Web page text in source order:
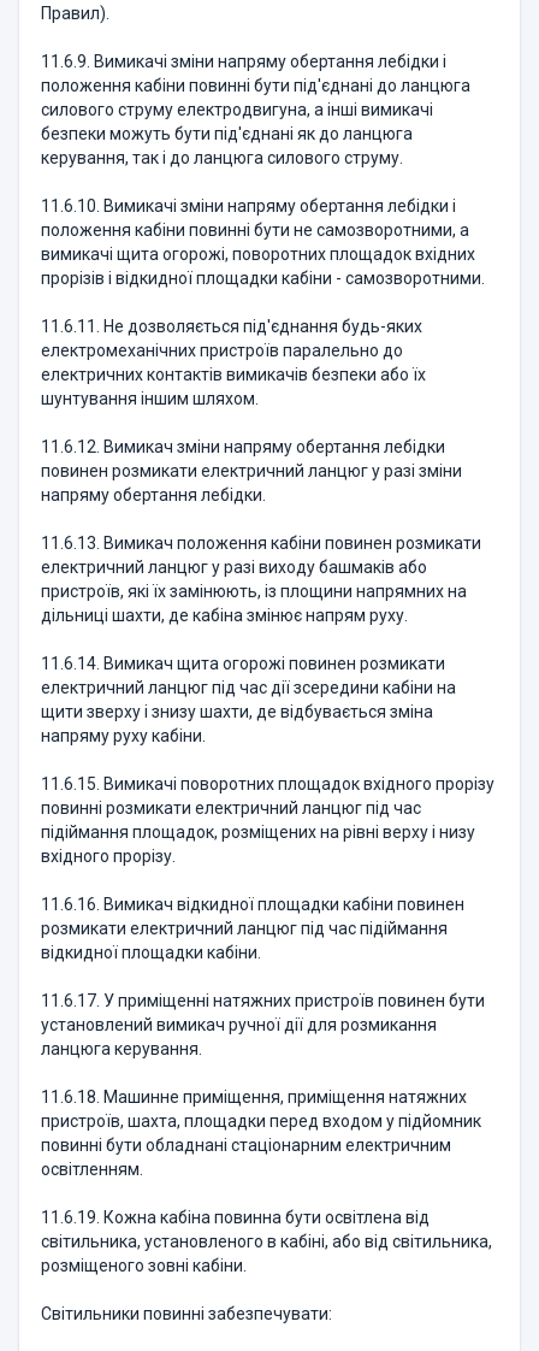
Правил).
11.6.9. Вимикачі зміни напряму обертання лебідки і
положення кабіни повинні бути під'єднані до ланцюга
силового струму електродвигуна, а інші вимикачі
безпеки можуть бути під'єднані як до ланцюга
керування, так і до ланцюга силового струму.
11.6.10. Вимикачі зміни напряму обертання лебідки і
положення кабіни повинні бути не самозворотними, а
вимикачі щита огорожі, поворотних площадок вхідних
прорізів і відкидної площадки кабіни - самозворотними.
11.6.11. Не дозволяється під'єднання будь-яких
електромеханічних пристроїв паралельно до
електричних контактів вимикачів безпеки або їх
шунтування іншим шляхом.
11.6.12. Вимикач зміни напряму обертання лебідки
повинен розмикати електричний ланцюг у разі зміни
напряму обертання лебідки.
11.6.13. Вимикач положення кабіни повинен розмикати
електричний ланцюг у разі виходу башмаків або
пристроїв, які їх замінюють, із площини напрямних на
дільниці шахти, де кабіна змінює напрям руху.
11.6.14. Вимикач щита огорожі повинен розмикати
електричний ланцюг під час дії зсередини кабіни на
щити зверху і знизу шахти, де відбувається зміна
напряму руху кабіни.
11.6.15. Вимикачі поворотних площадок вхідного прорізу
повинні розмикати електричний ланцюг під час
підіймання площадок, розміщених на рівні верху і низу
вхідного прорізу.
11.6.16. Вимикач відкидної площадки кабіни повинен
розмикати електричний ланцюг під час підіймання
відкидної площадки кабіни.
11.6.17. У приміщенні натяжних пристроїв повинен бути
установлений вимикач ручної дії для розмикання
ланцюга керування.
11.6.18. Машинне приміщення, приміщення натяжних
пристроїв, шахта, площадки перед входом у підйомник
повинні бути обладнані стаціонарним електричним
освітленням.
11.6.19. Кожна кабіна повинна бути освітлена від
світильника, установленого в кабіні, або від світильника,
розміщеного зовні кабіни.
Світильники повинні забезпечувати: